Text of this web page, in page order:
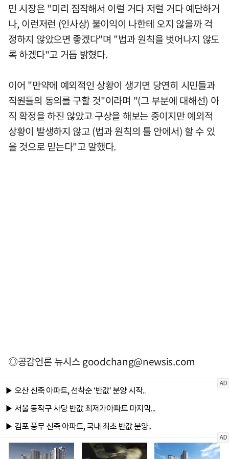
민 시장은 "미리 짐작해서 이럴 거다 저럴 거다 예단하거
나, 이런저런 (인사상) 불이익이 나한테 오지 않을까 걱
정하지 않았으면 좋겠다"며 "법과 원칙을 벗어나지 않도
록 하겠다"고 거듭 밝혔다.
이어 "만약에 예외적인 상황이 생기면 당연히 시민들과
직원들의 동의를 구할 것"이라며 "(그 부분에 대해선) 아
직 확정을 하진 않았고 구상을 해보는 중이지만 예외적
상황이 발생하지 않고 (법과 원칙의 틀 안에서) 할 수 있
을 것으로 믿는다"고 말했다.
◎공감언론 뉴시스goodchang@newsis.com